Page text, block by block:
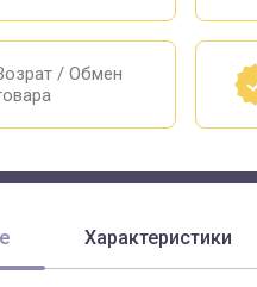
/ Обмен
Характеристики